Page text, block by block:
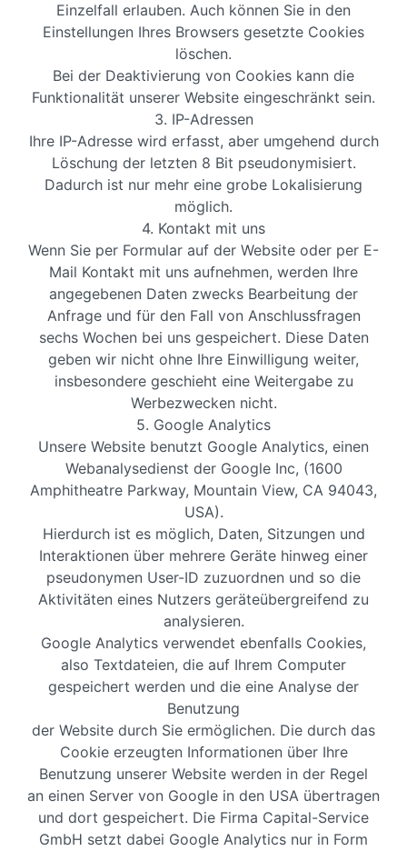
Einzelfall erlauben. Auch können Sie in den
Einstellungen Ihres Browsers gesetzte Cookies
löschen.
Bei der Deaktivierung von Cookies kann die
Funktionalität unserer Website eingeschränkt sein.
3. IP-Adressen
Ihre IP-Adresse wird erfasst, aber umgehend durch
Löschung der letzten 8 Bit pseudonymisiert.
Dadurch ist nur mehr eine grobe Lokalisierung
möglich.
4. Kontakt mit uns
Wenn Sie per Formular auf der Website oder per E-
Mail Kontakt mit uns aufnehmen, werden Ihre
angegebenen Daten zwecks Bearbeitung der
Anfrage und für den Fall von Anschlussfragen
sechs Wochen bei uns gespeichert. Diese Daten
geben wir nicht ohne Ihre Einwilligung weiter,
insbesondere geschieht eine Weitergabe zu
Werbezwecken nicht.
5. Google Analytics
Unsere Website benutzt Google Analytics, einen
Webanalysedienst der Google Inc, (1600
Amphitheatre Parkway, Mountain View, CA 94043,
USA).
Hierdurch ist es möglich, Daten, Sitzungen und
Interaktionen über mehrere Geräte hinweg einer
pseudonymen User-ID zuzuordnen und so die
Aktivitäten eines Nutzers geräteübergreifend zu
analysieren.
Google Analytics verwendet ebenfalls Cookies,
also Textdateien, die auf Ihrem Computer
gespeichert werden und die eine Analyse der
Benutzung
der Website durch Sie ermöglichen. Die durch das
Cookie erzeugten Informationen über Ihre
Benutzung unserer Website werden in der Regel
an einen Server von Google in den USA übertragen
und dort gespeichert. Die Firma Capital-Service
GmbH setzt dabei Google Analytics nur in Form